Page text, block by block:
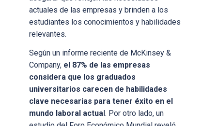
actuales de las empresas y brinden a los
estudiantes los conocimientos y habilidades
relevantes.
Según un informe reciente de McKinsey &
Company, el 87% de las empresas
considera que los graduados
universitarios carecen de habilidades
clave necesarias para tener éxito en el
mundo laboral actual. Por otro lado, un